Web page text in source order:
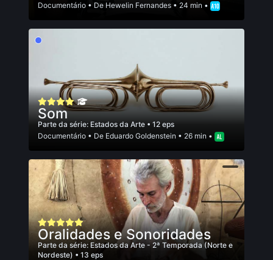
Documentário • De Hewelin Fernandes • 24 min •
Som
Parte da série: Estados da Arte • 12 eps
Documentário • De Eduardo Goldenstein • 26 min •
Oralidades e Sonoridades
Parte da série: Estados da Arte - 2ª Temporada (Norte e
Nordeste) • 13 eps